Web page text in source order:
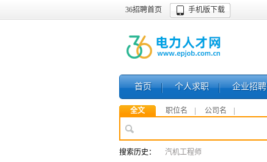
36招聘首页 手机版下载
首页 个人求职 企业招聘
全文 职位名 公司名
搜索历史： 汽机工程师